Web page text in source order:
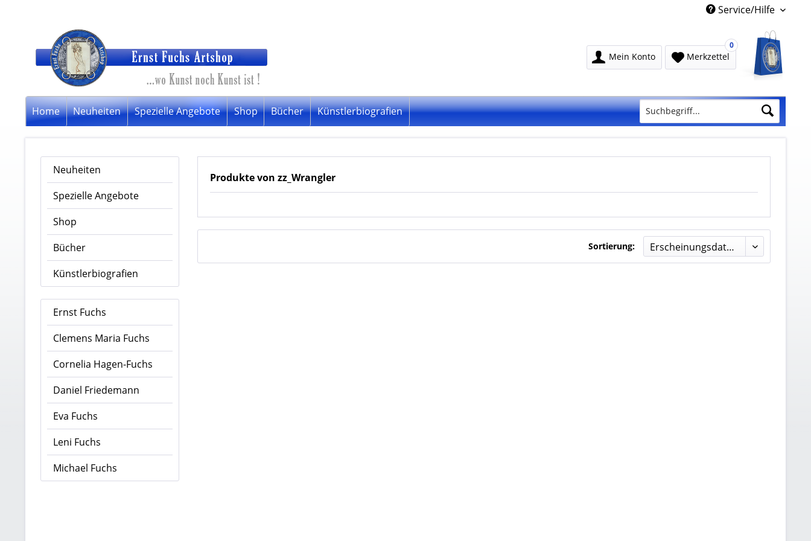
Service/Hilfe
Merkzettel
0
Mein Konto
Home Neuheiten Spezielle Angebote Shop Bücher Künstlerbiografien
Neuheiten
Spezielle Angebote
Shop
Bücher
Künstlerbiografien
Ernst Fuchs
Clemens Maria Fuchs
Cornelia Hagen-Fuchs
Daniel Friedemann
Eva Fuchs
Leni Fuchs
Michael Fuchs
Produkte von zz_Wrangler
Sortierung: